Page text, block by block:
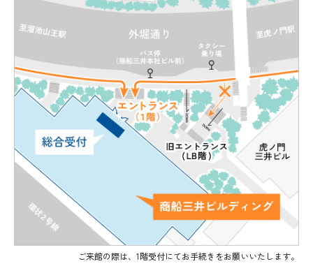
ご来館の際は、1階受付にてお手続きをお願いいたします。